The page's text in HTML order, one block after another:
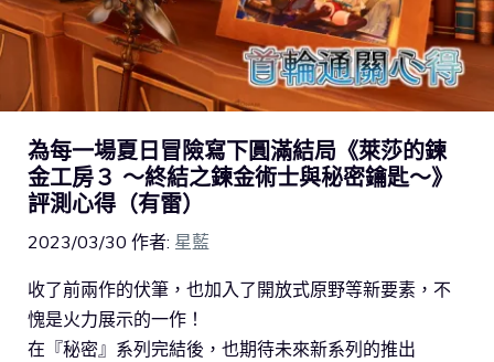
為每一場夏日冒險寫下圓滿結局《萊莎的鍊
金工房３ ～終結之鍊金術士與秘密鑰匙～》
評測心得（有雷）
2023/03/30 作者: 星藍
收了前兩作的伏筆，也加入了開放式原野等新要素，不
愧是火力展示的一作！
在『秘密』系列完結後，也期待未來新系列的推出